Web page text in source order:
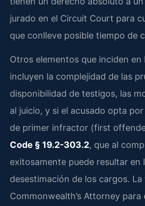
jurado en el Circuit Court para
que conlleve posible tiempo de
Otros elementos que inciden en
incluyen la complejidad de las
disponibilidad de testigos, las
al juicio, y si el acusado opta
de primer infractor (first
Code § 19.2-303.2, que al
exitosamente puede resultar en
desestimación de los cargos.
Commonwealth’s Attorney para